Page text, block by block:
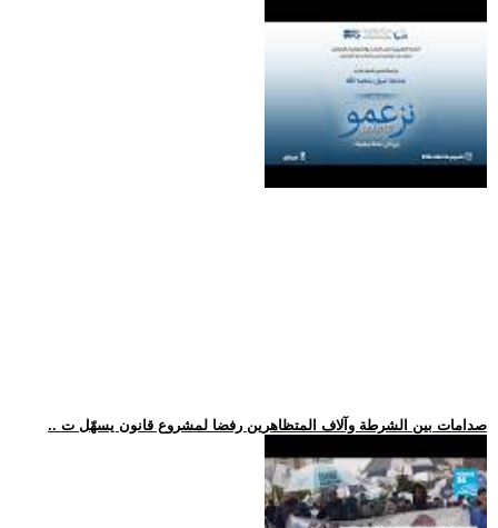
.. صدامات بين الشرطة وآلاف المتظاهرين رفضا لمشروع قانون يسهّل ت